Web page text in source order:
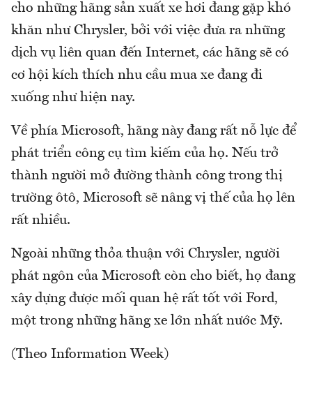
cho những hãng sản xuất xe hơi đang gặp khó
khăn như Chrysler, bởi với việc đưa ra những
dịch vụ liên quan đến Internet, các hãng sẽ có
cơ hội kích thích nhu cầu mua xe đang đi
xuống như hiện nay.
Về phía Microsoft, hãng này đang rất nỗ lực để
phát triển công cụ tìm kiếm của họ. Nếu trở
thành người mở đường thành công trong thị
trường ôtô, Microsoft sẽ nâng vị thế của họ lên
rất nhiều.
Ngoài những thỏa thuận với Chrysler, người
phát ngôn của Microsoft còn cho biết, họ đang
xây dựng được mối quan hệ rất tốt với Ford,
một trong những hãng xe lớn nhất nước Mỹ.
(Theo Information Week)